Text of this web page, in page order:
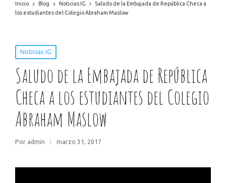
Inicio Blog Noticias IG
Saludo de la Embajada de República Checa a
los estudiantes del Colegio Abraham Maslow
Noticias IG
Saludo de la Embajada de República
Checa a los estudiantes del Colegio
Abraham Maslow
Por admin marzo 31, 2017